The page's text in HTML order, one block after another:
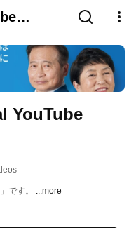
YouTube
です。 ...more